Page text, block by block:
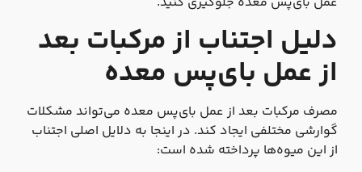
دلیل اجتناب از مرکبات بعد
از عمل بای‌پس معده
مصرف مرکبات بعد از عمل بای‌پس معده می‌تواند مشکلات
گوارشی مختلفی ایجاد کند. در اینجا به دلایل اصلی اجتناب
از این میوه‌ها پرداخته شده است: